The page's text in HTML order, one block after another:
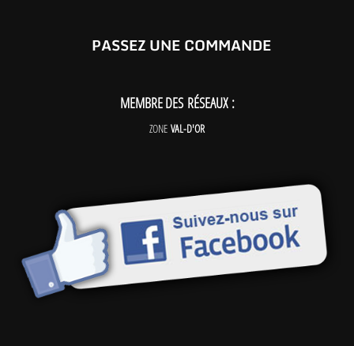
PASSEZ UNE COMMANDE
MEMBRE DES RÉSEAUX :
ZONE VAL-D'OR